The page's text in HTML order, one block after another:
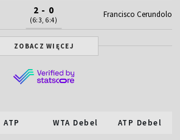
2 - 0
(6:3, 6:4)
Francisco Cerundolo
ZOBACZ WIĘCEJ
ATP WTA Debel ATP Debel